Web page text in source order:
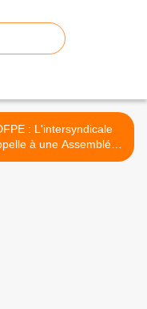
: L'intersyndicale
à une Assemblée
des agent.es de